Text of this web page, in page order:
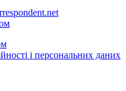
і персональних даних